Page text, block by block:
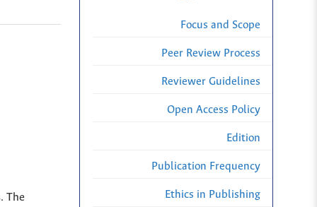
The
Focus and Scope
Peer Review Process
Reviewer Guidelines
Open Access Policy
Edition
Publication Frequency
Ethics in Publishing